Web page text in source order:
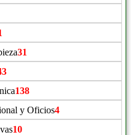
31
138
y Oficios4
10